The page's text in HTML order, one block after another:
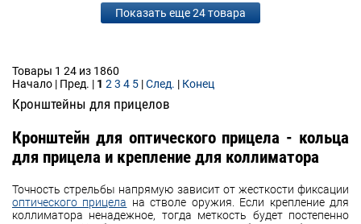
Показать еще 24 товара
Товары 1 24 из 1860
Начало | Пред. | 1 2 3 4 5 |След. | Конец
Кронштейны для прицелов
Кронштейн для оптического прицела - кольца
для прицела и крепление для коллиматора
Точность стрельбы напрямую зависит от жесткости фиксации
оптического прицела на стволе оружия. Если крепление для
коллиматора ненадежное, тогда меткость будет постепенно